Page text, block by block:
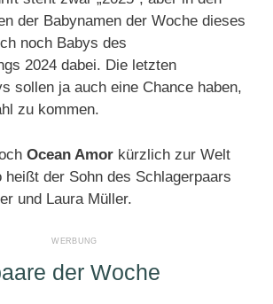
der Babynamen der Woche dieses
noch Babys des
2024 dabei. Die letzten
sollen ja auch eine Chance haben,
zu kommen.
Ocean Amor kürzlich zur Welt
heißt der Sohn des Schlagerpaars
und Laura Müller.
der Woche